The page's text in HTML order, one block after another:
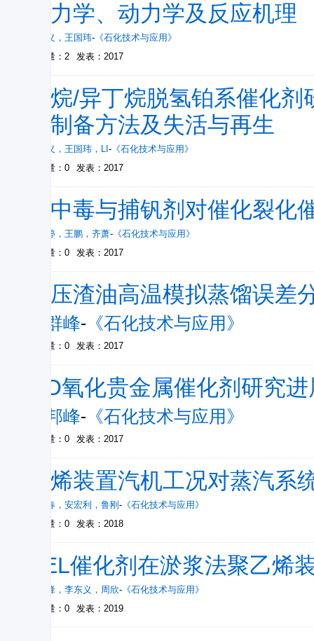
热力学、动力学及反应机理
李春义 ， 王国玮- 《石化技术与应用》
被引量：2
发表：2017
丙烷/异丁烷脱氢铂系催化
的制备方法及失活与再生
李春义 ， 王国玮 ， LI - 《石化技术与应用》
被引量：0
发表：2017
钒中毒与捕钒剂对催化裂化
杜文婷 ， 王鹏 ， 齐萧- 《石化技术与应用》
被引量：0
发表：2017
减压渣油高温模拟蒸馏误差
李群峰- 《石化技术与应用》
被引量：0 发表：2017
CO氧化贵金属催化剂研究
齐邦峰- 《石化技术与应用》
被引量：0 发表：2017
乙烯装置汽机工况对蒸汽系
林长春 ， 安宏利 ， 鲁刚 - 《石化技术与应用》
被引量：0
发表：2018
SEL催化剂在淤浆法聚乙烯
张敏锋 ， 李东义 ， 周欣- 《石化技术与应用》
被引量：0
发表：2019